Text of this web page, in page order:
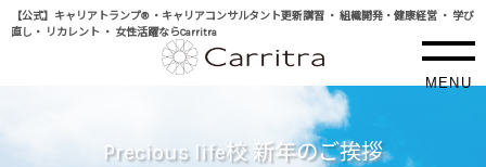
【公式】キャリアトランプ® ・キャリアコンサルタント更新講習 ・ 組織開発・健康経営 ・ 学び
直し・ リカレント ・ 女性活躍ならCarritra
MENU
Precious life校 新年のご挨拶